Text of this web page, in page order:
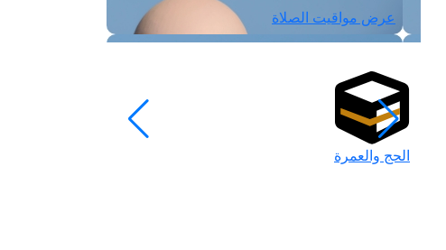
عرض مواقيت الصلاة
الحج والعمرة